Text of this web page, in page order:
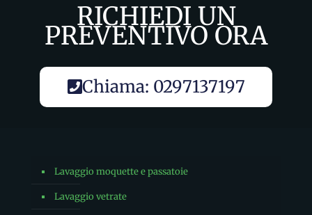
RICHIEDI UN
PREVENTIVO ORA
Chiama: 0297137197
Lavaggio moquette e passatoie
Lavaggio vetrate